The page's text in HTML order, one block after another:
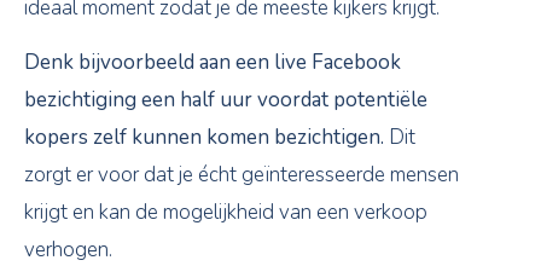
ideaal moment zodat je de meeste kijkers krijgt.
Denk bijvoorbeeld aan een live Facebook
bezichtiging een half uur voordat potentiële
kopers zelf kunnen komen bezichtigen. Dit
zorgt er voor dat je écht geïnteresseerde mensen
krijgt en kan de mogelijkheid van een verkoop
verhogen.